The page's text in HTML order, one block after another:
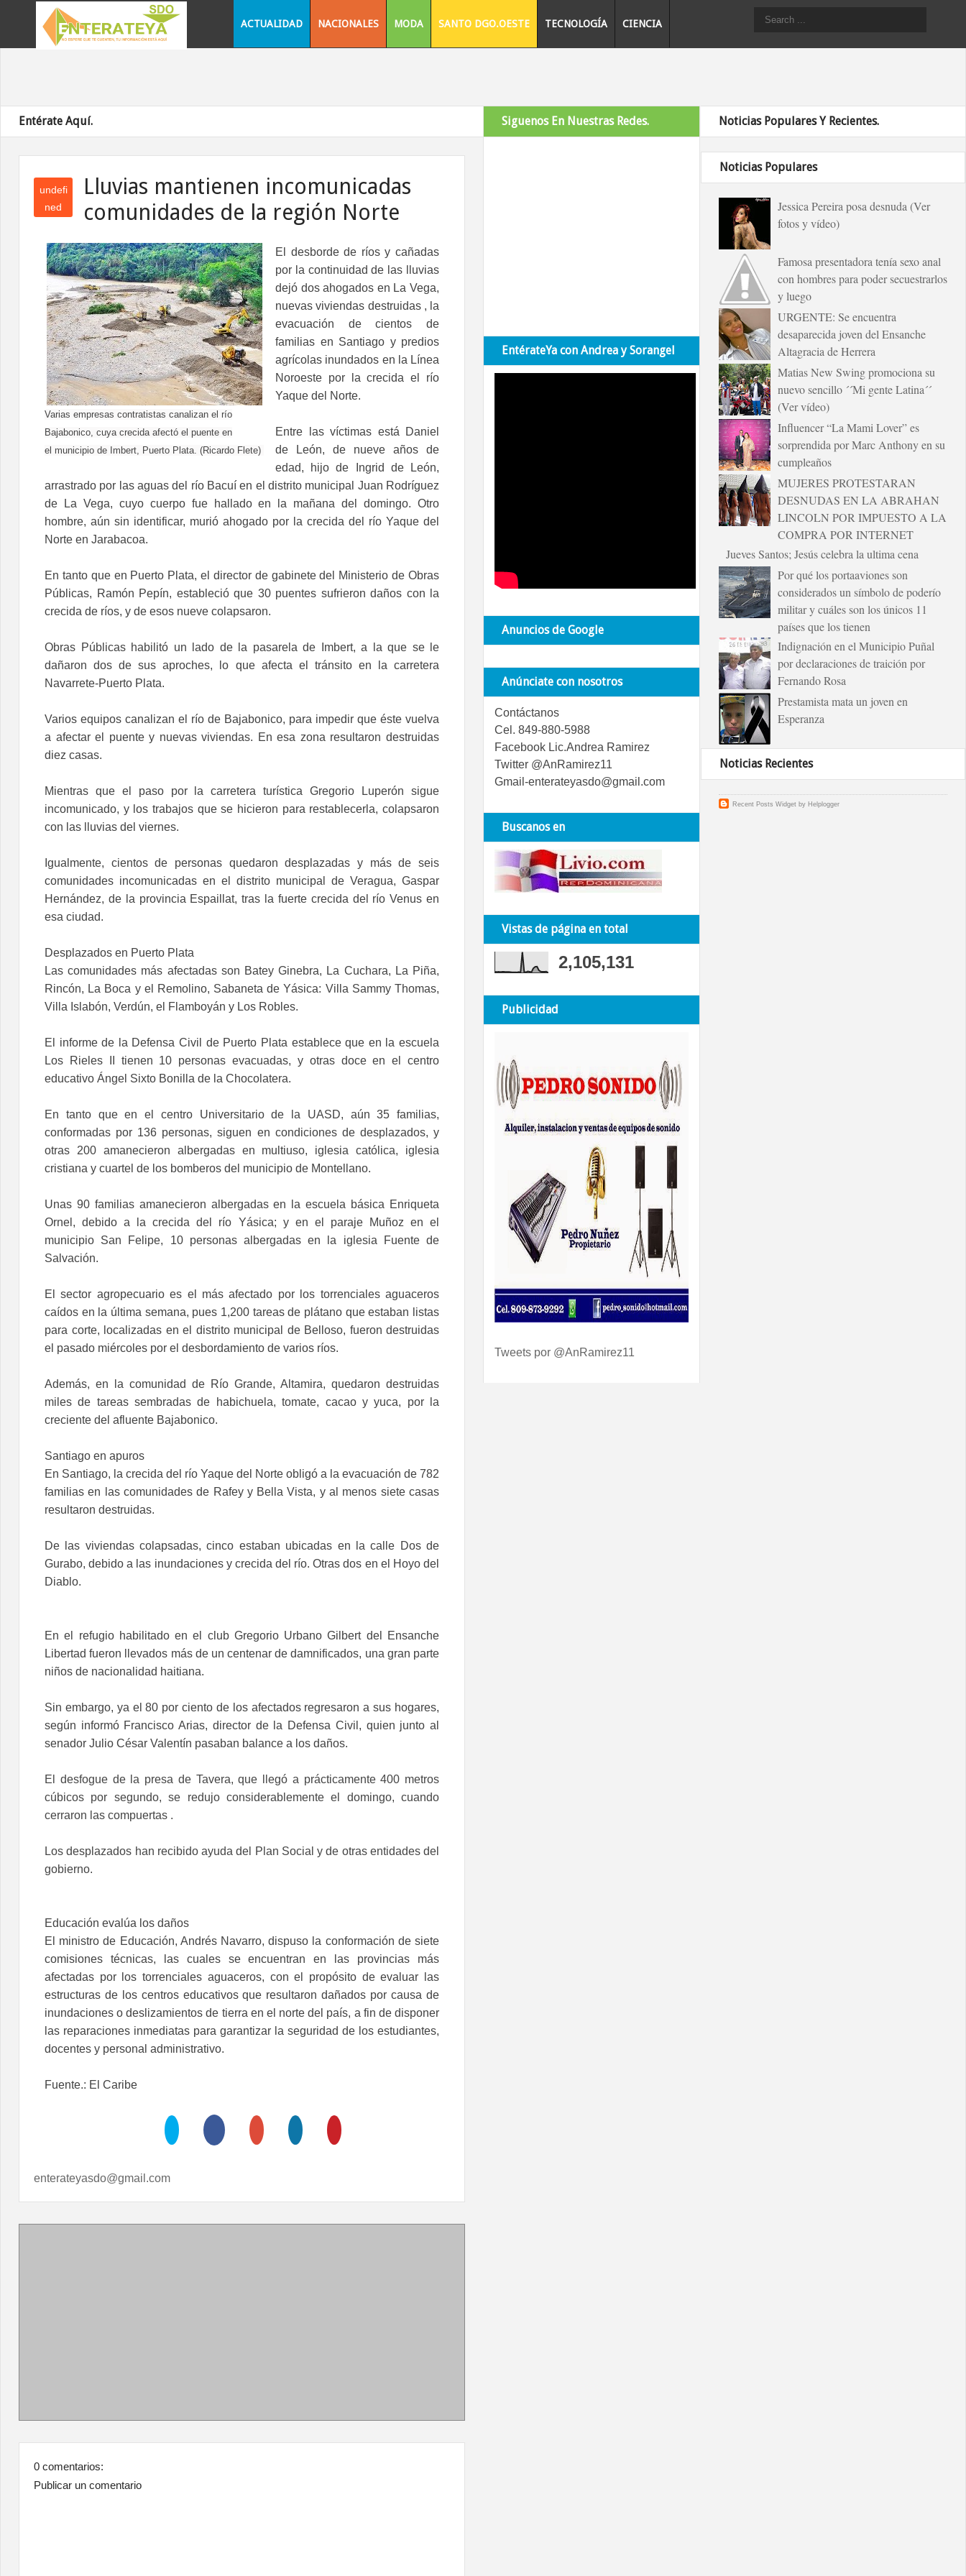
ACTUALIDAD NACIONALES MODA SANTO DGO.OESTE TECNOLOGÍA CIENCIA
Entérate Aquí.
undefi
ned
efin
ed
Lluvias mantienen incomunicadas
comunidades de la región Norte
Varias empresas contratistas canalizan el río
Bajabonico, cuya crecida afectó el puente en
el municipio de Imbert, Puerto Plata. (Ricardo Flete)
El desborde de ríos y cañadas
por la continuidad de las lluvias
dejó dos ahogados en La Vega,
nuevas viviendas destruidas , la
evacuación de cientos de
familias en Santiago y predios
agrícolas inundados en la Línea
Noroeste por la crecida el río
Yaque del Norte.
Entre las víctimas está Daniel
de León, de nueve años de
edad, hijo de Ingrid de León,
arrastrado por las aguas del río Bacuí en el distrito municipal Juan Rodríguez
de La Vega, cuyo cuerpo fue hallado en la mañana del domingo. Otro
hombre, aún sin identificar, murió ahogado por la crecida del río Yaque del
Norte en Jarabacoa.
En tanto que en Puerto Plata, el director de gabinete del Ministerio de Obras
Públicas, Ramón Pepín, estableció que 30 puentes sufrieron daños con la
crecida de ríos, y de esos nueve colapsaron.
Obras Públicas habilitó un lado de la pasarela de Imbert, a la que se le
dañaron dos de sus aproches, lo que afecta el tránsito en la carretera
Navarrete-Puerto Plata.
Varios equipos canalizan el río de Bajabonico, para impedir que éste vuelva
a afectar el puente y nuevas viviendas. En esa zona resultaron destruidas
diez casas.
Mientras que el paso por la carretera turística Gregorio Luperón sigue
incomunicado, y los trabajos que se hicieron para restablecerla, colapsaron
con las lluvias del viernes.
Igualmente, cientos de personas quedaron desplazadas y más de seis
comunidades incomunicadas en el distrito municipal de Veragua, Gaspar
Hernández, de la provincia Espaillat, tras la fuerte crecida del río Venus en
esa ciudad.
Desplazados en Puerto Plata
Las comunidades más afectadas son Batey Ginebra, La Cuchara, La Piña,
Rincón, La Boca y el Remolino, Sabaneta de Yásica: Villa Sammy Thomas,
Villa Islabón, Verdún, el Flamboyán y Los Robles.
El informe de la Defensa Civil de Puerto Plata establece que en la escuela
Los Rieles II tienen 10 personas evacuadas, y otras doce en el centro
educativo Ángel Sixto Bonilla de la Chocolatera.
En tanto que en el centro Universitario de la UASD, aún 35 familias,
conformadas por 136 personas, siguen en condiciones de desplazados, y
otras 200 amanecieron albergadas en multiuso, iglesia católica, iglesia
cristiana y cuartel de los bomberos del municipio de Montellano.
Unas 90 familias amanecieron albergadas en la escuela básica Enriqueta
Ornel, debido a la crecida del río Yásica; y en el paraje Muñoz en el
municipio San Felipe, 10 personas albergadas en la iglesia Fuente de
Salvación.
El sector agropecuario es el más afectado por los torrenciales aguaceros
caídos en la última semana, pues 1,200 tareas de plátano que estaban listas
para corte, localizadas en el distrito municipal de Belloso, fueron destruidas
el pasado miércoles por el desbordamiento de varios ríos.
Además, en la comunidad de Río Grande, Altamira, quedaron destruidas
miles de tareas sembradas de habichuela, tomate, cacao y yuca, por la
creciente del afluente Bajabonico.
Santiago en apuros
En Santiago, la crecida del río Yaque del Norte obligó a la evacuación de 782
familias en las comunidades de Rafey y Bella Vista, y al menos siete casas
resultaron destruidas.
De las viviendas colapsadas, cinco estaban ubicadas en la calle Dos de
Gurabo, debido a las inundaciones y crecida del río. Otras dos en el Hoyo del
Diablo.
En el refugio habilitado en el club Gregorio Urbano Gilbert del Ensanche
Libertad fueron llevados más de un centenar de damnificados, una gran parte
niños de nacionalidad haitiana.
Sin embargo, ya el 80 por ciento de los afectados regresaron a sus hogares,
según informó Francisco Arias, director de la Defensa Civil, quien junto al
senador Julio César Valentín pasaban balance a los daños.
El desfogue de la presa de Tavera, que llegó a prácticamente 400 metros
cúbicos por segundo, se redujo considerablemente el domingo, cuando
cerraron las compuertas .
Los desplazados han recibido ayuda del Plan Social y de otras entidades del
gobierno.
Educación evalúa los daños
El ministro de Educación, Andrés Navarro, dispuso la conformación de siete
comisiones técnicas, las cuales se encuentran en las provincias más
afectadas por los torrenciales aguaceros, con el propósito de evaluar las
estructuras de los centros educativos que resultaron dañados por causa de
inundaciones o deslizamientos de tierra en el norte del país, a fin de disponer
las reparaciones inmediatas para garantizar la seguridad de los estudiantes,
docentes y personal administrativo.
Fuente.: El Caribe
enterateyasdo@gmail.com
0 comentarios:
Publicar un comentario
Siguenos En Nuestras Redes.
EntérateYa con Andrea y Sorangel
Anuncios de Google
Anúnciate con nosotros
Contáctanos
Cel. 849-880-5988
Facebook Lic.Andrea Ramirez
Twitter @AnRamirez11
Gmail-enterateyasdo@gmail.com
Buscanos en
Vistas de página en total
2,105,131
Publicidad
Tweets por @AnRamirez11
Noticias Populares Y Recientes.
Noticias Populares
Jessica Pereira posa desnuda (Ver
fotos y vídeo)
Famosa presentadora tenía sexo anal
con hombres para poder secuestrarlos
y luego
URGENTE: Se encuentra
desaparecida joven del Ensanche
Altagracia de Herrera
Matias New Swing promociona su
nuevo sencillo ´´Mi gente Latina´´
(Ver vídeo)
Influencer “La Mami Lover” es
sorprendida por Marc Anthony en su
cumpleaños
MUJERES PROTESTARAN
DESNUDAS EN LA ABRAHAN
LINCOLN POR IMPUESTO A LA
COMPRA POR INTERNET
Jueves Santos; Jesús celebra la ultima cena
Por qué los portaaviones son
considerados un símbolo de poderío
militar y cuáles son los únicos 11
países que los tienen
Indignación en el Municipio Puñal
por declaraciones de traición por
Fernando Rosa
Prestamista mata un joven en
Esperanza
Noticias Recientes
Recent Posts Widgetby Helplogger